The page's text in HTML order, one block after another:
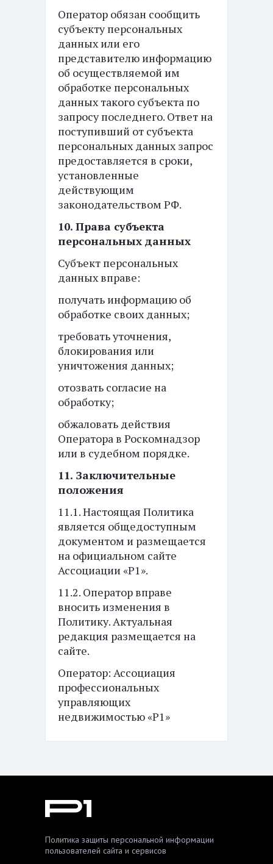
Оператор обязан сообщить
субъекту персональных
данных или его
представителю информацию
об осуществляемой им
обработке персональных
данных такого субъекта по
запросу последнего. Ответ на
поступивший от субъекта
персональных данных запрос
предоставляется в сроки,
установленные
действующим
законодательством РФ.
10. Права субъекта
персональных данных
Субъект персональных
данных вправе:
получать информацию об
обработке своих данных;
требовать уточнения,
блокирования или
уничтожения данных;
отозвать согласие на
обработку;
обжаловать действия
Оператора в Роскомнадзор
или в судебном порядке.
11. Заключительные
положения
11.1. Настоящая Политика
является общедоступным
документом и размещается
на официальном сайте
Ассоциации «Р1».
11.2. Оператор вправе
вносить изменения в
Политику. Актуальная
редакция размещается на
сайте.
Оператор: Ассоциация
профессиональных
управляющих
недвижимостью «Р1»
Политика защиты персональной информации
пользователей сайта и сервисов